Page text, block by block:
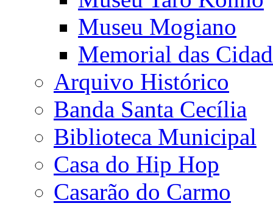
Museu Mogiano
Memorial das
Arquivo Histórico
Banda Santa Cecília
Biblioteca Municipal
Casa do Hip Hop
Casarão do Carmo